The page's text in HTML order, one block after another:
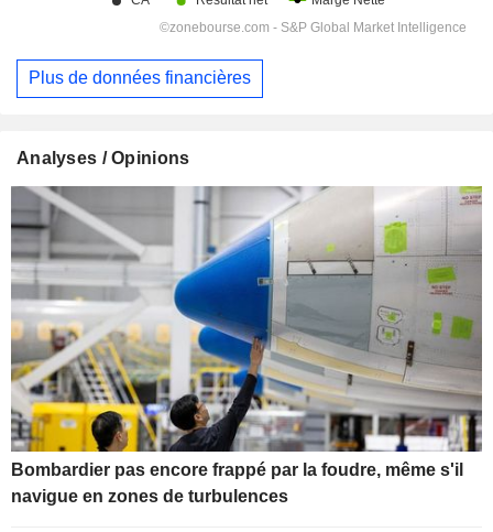
Plus de données financières
Analyses / Opinions
Bombardier pas encore frappé par la foudre, même s'il
navigue en zones de turbulences